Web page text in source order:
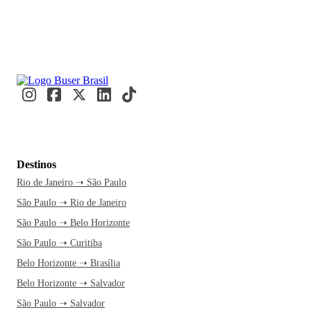
Destinos
Rio de Janeiro ➝ São Paulo
São Paulo ➝ Rio de Janeiro
São Paulo ➝ Belo Horizonte
São Paulo ➝ Curitiba
Belo Horizonte ➝ Brasília
Belo Horizonte ➝ Salvador
São Paulo ➝ Salvador